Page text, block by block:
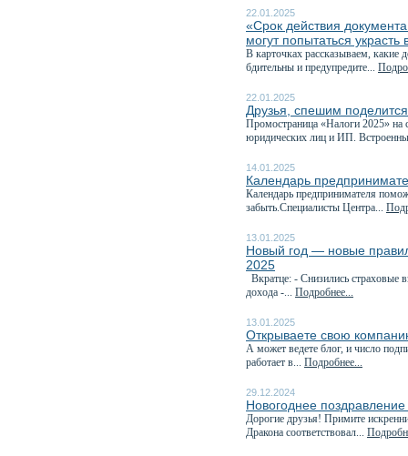
22.01.2025
«Срок действия
могут попытаться
В карточках рассказываем, какие
бдительны и предупредите...
22.01.2025
Друзья, спешим
Промостраница «Налоги 2025» на
юридических лиц и ИП.
14.01.2025
Календарь
Календарь предпринимателя
забыть.Специалисты Центра...
13.01.2025
Новый год — новые
2025
Вкратце: - Снизились страховые
дохода -... Подробнее...
13.01.2025
Открываете свою
А может ведете блог, и число
работает в... Подробнее...
29.12.2024
Новогоднее
Дорогие друзья! Примите
Дракона соответствовал...